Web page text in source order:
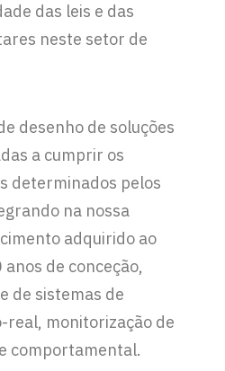
das leis e das
neste setor de
desenho de soluções
a cumprir os
determinados pelos
na nossa
adquirido ao
de conceção,
de sistemas de
monitorização de
comportamental.